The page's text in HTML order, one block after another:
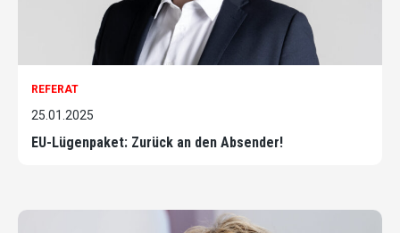
REFERAT
25.01.2025
EU-Lügenpaket: Zurück an den Absender!